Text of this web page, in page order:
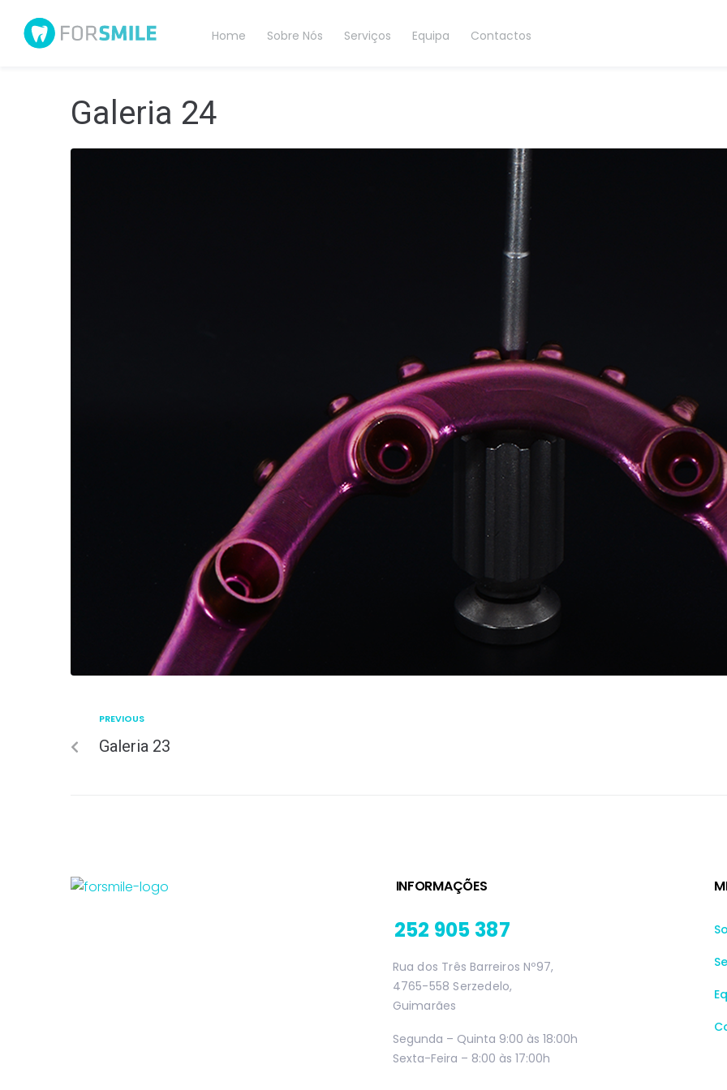
Home Sobre Nós Serviços Equipa Contactos
Galeria 24
PREVIOUS
Galeria 23
INFORMAÇÕES
252 905 387
Rua dos Três Barreiros Nº97,
4765-558 Serzedelo,
Guimarães
Segunda – Quinta 9:00 às 18:00h
Sexta-Feira – 8:00 às 17:00h